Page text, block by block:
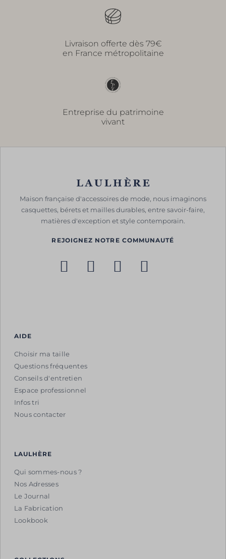
Livraison offerte dès 79€
en France métropolitaine
Entreprise du patrimoine
vivant
Maison française d'accessoires de mode, nous imaginons
casquettes, bérets et mailles durables, entre savoir-faire,
matières d'exception et style contemporain.
REJOIGNEZ NOTRE COMMUNAUTÉ
AIDE
Choisir ma taille
Questions fréquentes
Conseils d'entretien
Espace professionnel
Infos tri
Nous contacter
LAULHÈRE
Qui sommes-nous ?
Nos Adresses
Le Journal
La Fabrication
Lookbook